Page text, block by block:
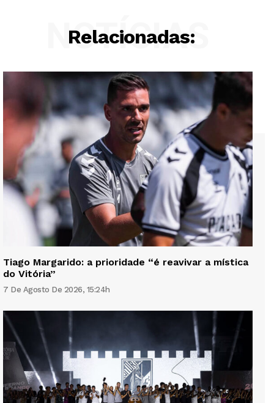
Relacionadas:
NOTÍCIAS
Tiago Margarido: a prioridade “é reavivar a mística
do Vitória”
7 De Agosto De 2026, 15:24h